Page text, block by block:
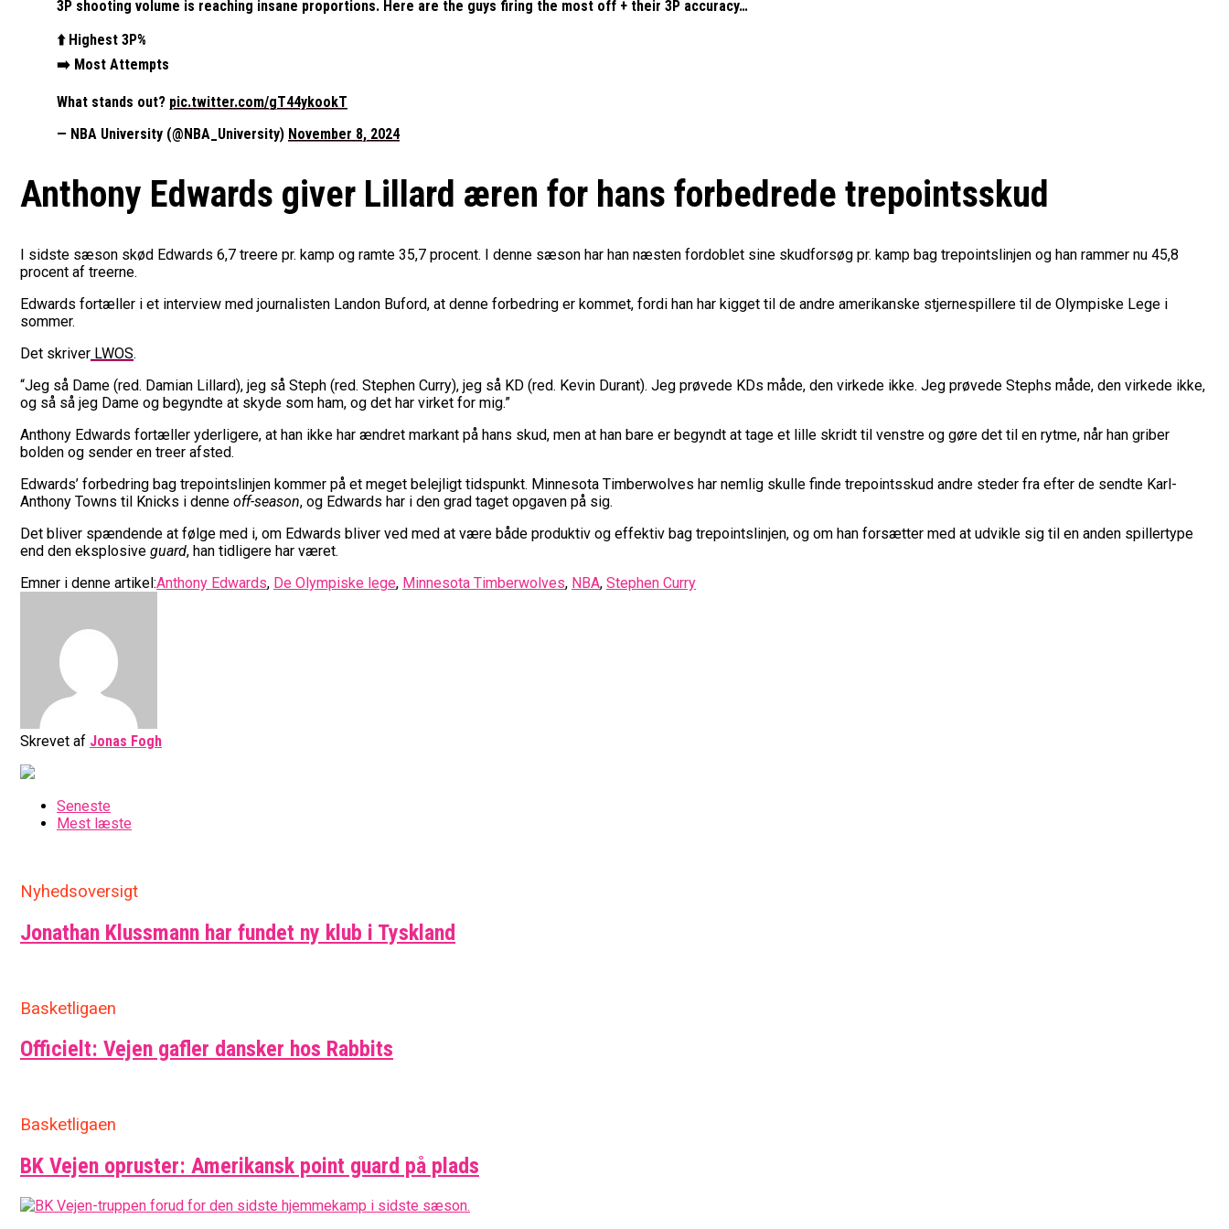
3P shooting volume is reaching insane proportions. Here are the guys firing the most off + their 3P accuracy…
⬆️ Highest 3P%
➡️ Most Attempts
What stands out? pic.twitter.com/gT44ykookT
— NBA University (@NBA_University) November 8, 2024
Anthony Edwards giver Lillard æren for hans forbedrede trepointsskud
I sidste sæson skød Edwards 6,7 treere pr. kamp og ramte 35,7 procent. I denne sæson har han næsten fordoblet sine skudforsøg pr. kamp bag trepointslinjen og han rammer nu 45,8
procent af treerne.
Edwards fortæller i et interview med journalisten Landon Buford, at denne forbedring er kommet, fordi han har kigget til de andre amerikanske stjernespillere til de Olympiske Lege i
sommer.
Det skriver LWOS.
“Jeg så Dame (red. Damian Lillard), jeg så Steph (red. Stephen Curry), jeg så KD (red. Kevin Durant). Jeg prøvede KDs måde, den virkede ikke. Jeg prøvede Stephs måde, den virkede ikke,
og så så jeg Dame og begyndte at skyde som ham, og det har virket for mig.”
Anthony Edwards fortæller yderligere, at han ikke har ændret markant på hans skud, men at han bare er begyndt at tage et lille skridt til venstre og gøre det til en rytme, når han griber
bolden og sender en treer afsted.
Edwards’ forbedring bag trepointslinjen kommer på et meget belejligt tidspunkt. Minnesota Timberwolves har nemlig skulle finde trepointsskud andre steder fra efter de sendte Karl-
Anthony Towns til Knicks i denne off-season, og Edwards har i den grad taget opgaven på sig.
Det bliver spændende at følge med i, om Edwards bliver ved med at være både produktiv og effektiv bag trepointslinjen, og om han forsætter med at udvikle sig til en anden spillertype
end den eksplosive guard, han tidligere har været.
Emner i denne artikel:Anthony Edwards, De Olympiske lege, Minnesota Timberwolves, NBA, Stephen Curry
Skrevet af Jonas Fogh
Seneste
Mest læste
Nyhedsoversigt
Jonathan Klussmann har fundet ny klub i Tyskland
Basketligaen
Officielt: Vejen gafler dansker hos Rabbits
Basketligaen
BK Vejen opruster: Amerikansk point guard på plads